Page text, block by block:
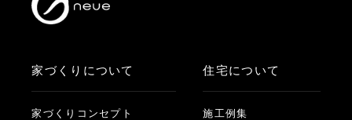
家づくりについて
家づくりコンセプト
住宅について
施工例集